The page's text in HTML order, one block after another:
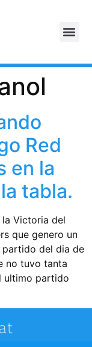
Red
en la
tabla.
la Victoria del
que genero un
partido del dia de
no tuvo tanta
ultimo partido